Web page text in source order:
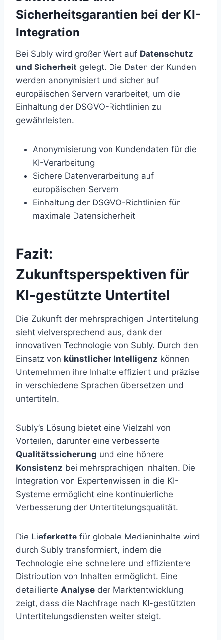
Sicherheitsgarantien bei der KI-
Integration
Bei Subly wird großer Wert auf Datenschutz
und Sicherheit gelegt. Die Daten der Kunden
werden anonymisiert und sicher auf
europäischen Servern verarbeitet, um die
Einhaltung der DSGVO-Richtlinien zu
gewährleisten.
Anonymisierung von Kundendaten für die
KI-Verarbeitung
Sichere Datenverarbeitung auf
europäischen Servern
Einhaltung der DSGVO-Richtlinien für
maximale Datensicherheit
Fazit:
Zukunftsperspektiven für
KI-gestützte Untertitel
Die Zukunft der mehrsprachigen Untertitelung
sieht vielversprechend aus, dank der
innovativen Technologie von Subly. Durch den
Einsatz von künstlicher Intelligenz können
Unternehmen ihre Inhalte effizient und präzise
in verschiedene Sprachen übersetzen und
untertiteln.
Subly’s Lösung bietet eine Vielzahl von
Vorteilen, darunter eine verbesserte
Qualitätssicherung und eine höhere
Konsistenz bei mehrsprachigen Inhalten. Die
Integration von Expertenwissen in die KI-
Systeme ermöglicht eine kontinuierliche
Verbesserung der Untertitelungsqualität.
Die Lieferkette für globale Medieninhalte wird
durch Subly transformiert, indem die
Technologie eine schnellere und effizientere
Distribution von Inhalten ermöglicht. Eine
detaillierte Analyse der Marktentwicklung
zeigt, dass die Nachfrage nach KI-gestützten
Untertitelungsdiensten weiter steigt.